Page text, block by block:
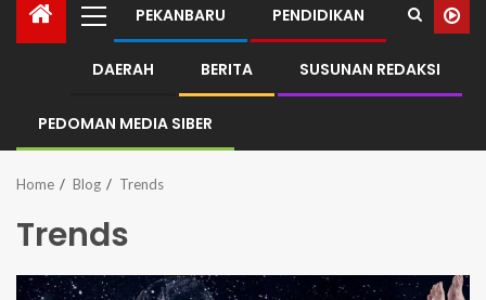
PEKANBARU PENDIDIKAN
DAERAH BERITA SUSUNAN REDAKSI
PEDOMAN MEDIA SIBER
Home Blog Trends
Trends